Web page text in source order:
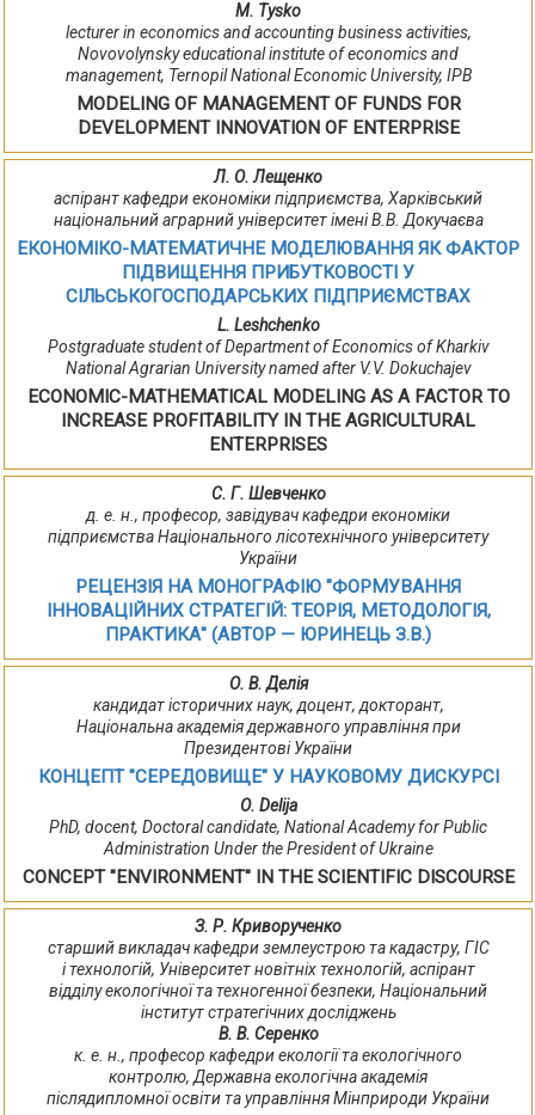
М. Tysko
lecturer in economics and accounting business activities,
Novovolynsky educational institute of economics and
management, Ternopil National Economic University, IPB
MODELING OF MANAGEMENT OF FUNDS FOR
DEVELOPMENT INNOVATION OF ENTERPRISE
Л. О. Лещенко
аспірант кафедри економіки підприємства, Харківський
національний аграрний університет імені В.В. Докучаєва
ЕКОНОМІКО-МАТЕМАТИЧНЕ МОДЕЛЮВАННЯ ЯК ФАКТОР
ПІДВИЩЕННЯ ПРИБУТКОВОСТІ У
СІЛЬСЬКОГОСПОДАРСЬКИХ ПІДПРИЄМСТВАХ
L. Leshchenko
Postgraduate student of Department of Economics of Kharkiv
National Agrarian University named after V.V. Dokuchajev
ECONOMIC-MATHEMATICAL MODELING AS A FACTOR TO
INCREASE PROFITABILITY IN THE AGRICULTURAL
ENTERPRISES
С. Г. Шевченко
д. е. н., професор, завідувач кафедри економіки
підприємства Національного лісотехнічного університету
України
РЕЦЕНЗІЯ НА МОНОГРАФІЮ "ФОРМУВАННЯ
ІННОВАЦІЙНИХ СТРАТЕГІЙ: ТЕОРІЯ, МЕТОДОЛОГІЯ,
ПРАКТИКА" (АВТОР — ЮРИНЕЦЬ З.В.)
О. В. Делія
кандидат історичних наук, доцент, докторант,
Національна академія державного управління при
Президентові України
КОНЦЕПТ "СЕРЕДОВИЩЕ" У НАУКОВОМУ ДИСКУРСІ
О. Delija
PhD, docent, Doctoral candidate, National Academy for Public
Administration Under the President of Ukraine
CONCEPT "ENVIRONMENT" IN THE SCIENTIFIC DISCOURSE
З. Р. Криворученко
старший викладач кафедри землеустрою та кадастру, ГІС
і технологій, Університет новітніх технологій, аспірант
відділу екологічної та техногенної безпеки, Національний
інститут стратегічних досліджень
В. В. Серенко
к. е. н., професор кафедри екології та екологічного
контролю, Державна екологічна академія
післядипломної освіти та управління Мінприроди України